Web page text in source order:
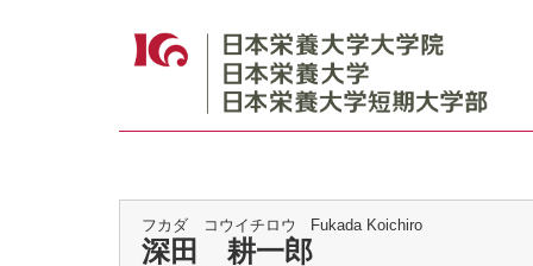
フカダ コウイチロウ Fukada Koichiro
深田 耕一郎